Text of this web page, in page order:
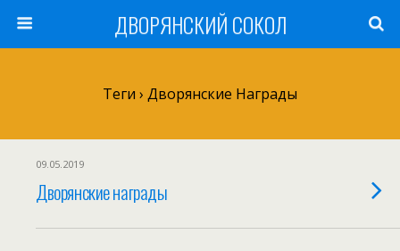
ДВОРЯНСКИЙ СОКОЛ
Теги › Дворянские Награды
09.05.2019
Дворянские награды